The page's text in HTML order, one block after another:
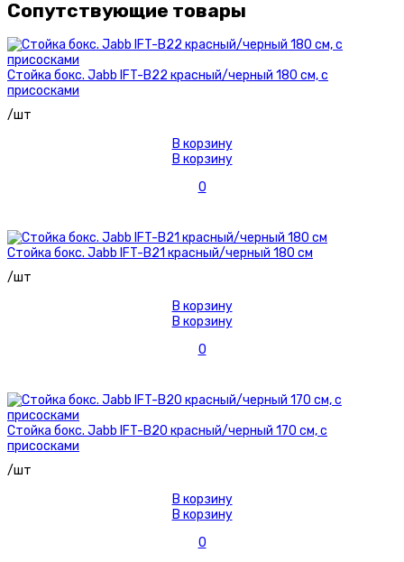
Сопутствующие товары
Стойка бокс. Jabb IFT-B22 красный/черный 180 см, с
присосками
/шт
В корзину
В корзину
0
Стойка бокс. Jabb IFT-B21 красный/черный 180 см
/шт
В корзину
В корзину
0
Стойка бокс. Jabb IFT-B20 красный/черный 170 см, с
присосками
/шт
В корзину
В корзину
0